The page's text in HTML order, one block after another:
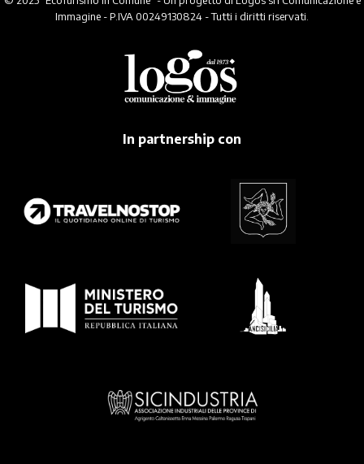
Immagine - P.IVA 00249130824 - Tutti i diritti riservati.
In partnership con